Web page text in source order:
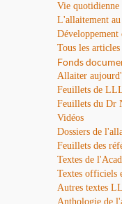
Vie quotidienne
L'allaitement
Développement
Tous les articles
Fonds
Allaiter
Feuillets de
Feuillets du Dr
Vidéos
Dossiers de
Feuillets des
Textes de
Textes officiels
Autres textes
Anthologie de